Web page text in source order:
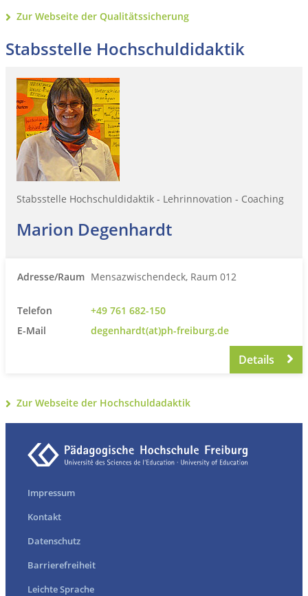
Zur Webseite der Qualitätssicherung
Stabsstelle Hochschuldidaktik
Stabsstelle Hochschuldidaktik - Lehrinnovation - Coaching
Marion Degenhardt
Adresse/Raum Mensazwischendeck, Raum 012
Telefon
+49 761 682-150
E-Mail
degenhardt(at)ph-freiburg.de
Details
Zur Webseite der Hochschuldadaktik
Impressum
Kontakt
Datenschutz
Barrierefreiheit
Leichte Sprache